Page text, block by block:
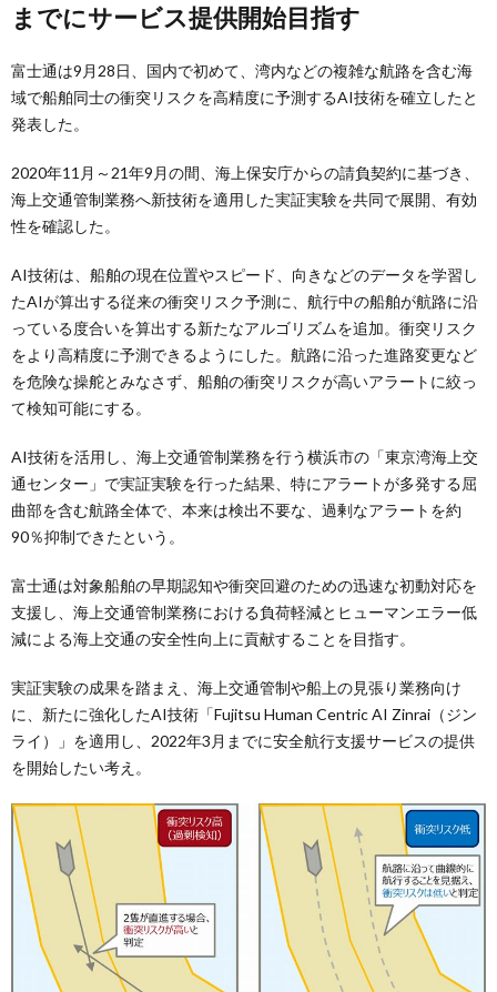
までにサービス提供開始目指す
富士通は9月28日、国内で初めて、湾内などの複雑な航路を含む海
域で船舶同士の衝突リスクを高精度に予測するAI技術を確立したと
発表した。
2020年11月～21年9月の間、海上保安庁からの請負契約に基づき、
海上交通管制業務へ新技術を適用した実証実験を共同で展開、有効
性を確認した。
AI技術は、船舶の現在位置やスピード、向きなどのデータを学習し
たAIが算出する従来の衝突リスク予測に、航行中の船舶が航路に沿
っている度合いを算出する新たなアルゴリズムを追加。衝突リスク
をより高精度に予測できるようにした。航路に沿った進路変更など
を危険な操舵とみなさず、船舶の衝突リスクが高いアラートに絞っ
て検知可能にする。
AI技術を活用し、海上交通管制業務を行う横浜市の「東京湾海上交
通センター」で実証実験を行った結果、特にアラートが多発する屈
曲部を含む航路全体で、本来は検出不要な、過剰なアラートを約
90％抑制できたという。
富士通は対象船舶の早期認知や衝突回避のための迅速な初動対応を
支援し、海上交通管制業務における負荷軽減とヒューマンエラー低
減による海上交通の安全性向上に貢献することを目指す。
実証実験の成果を踏まえ、海上交通管制や船上の見張り業務向け
に、新たに強化したAI技術「Fujitsu Human Centric AI Zinrai（ジン
ライ）」を適用し、2022年3月までに安全航行支援サービスの提供
を開始したい考え。